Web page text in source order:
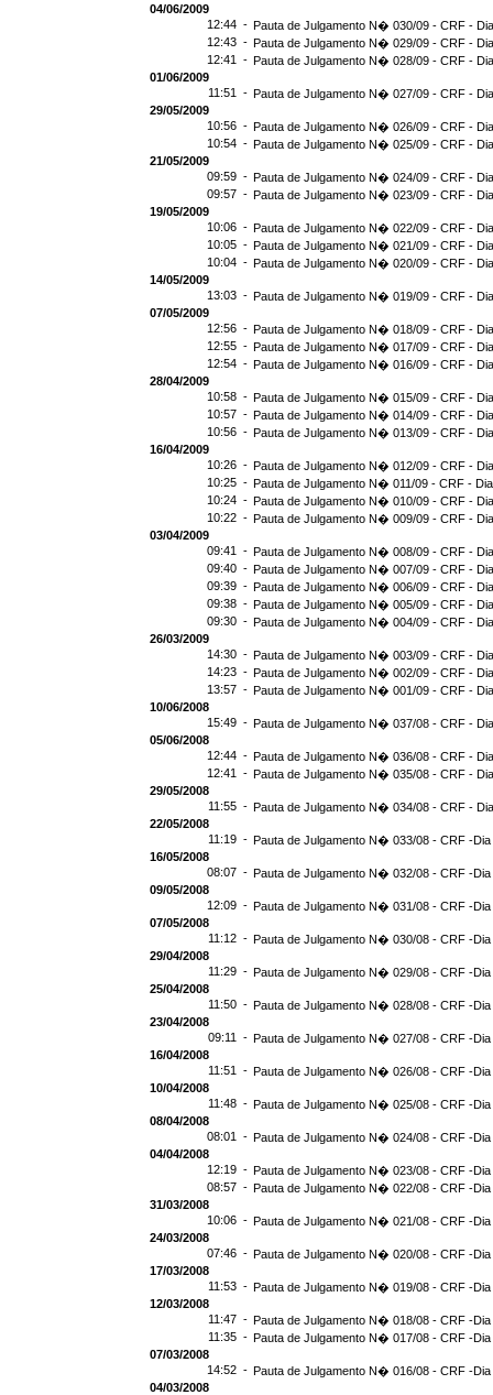
04/06/2009
12:44 - Pauta de Julgamento N� 030/09 - CRF -
12:43 - Pauta de Julgamento N� 029/09 - CRF -
12:41 - Pauta de Julgamento N� 028/09 - CRF -
01/06/2009
11:51 - Pauta de Julgamento N� 027/09 - CRF -
29/05/2009
10:56 - Pauta de Julgamento N� 026/09 - CRF -
10:54 - Pauta de Julgamento N� 025/09 - CRF -
21/05/2009
09:59 - Pauta de Julgamento N� 024/09 - CRF -
09:57 - Pauta de Julgamento N� 023/09 - CRF -
19/05/2009
10:06 - Pauta de Julgamento N� 022/09 - CRF -
10:05 - Pauta de Julgamento N� 021/09 - CRF -
10:04 - Pauta de Julgamento N� 020/09 - CRF -
14/05/2009
13:03 - Pauta de Julgamento N� 019/09 - CRF -
07/05/2009
12:56 - Pauta de Julgamento N� 018/09 - CRF -
12:55 - Pauta de Julgamento N� 017/09 - CRF -
12:54 - Pauta de Julgamento N� 016/09 - CRF -
28/04/2009
10:58 - Pauta de Julgamento N� 015/09 - CRF -
10:57 - Pauta de Julgamento N� 014/09 - CRF -
10:56 - Pauta de Julgamento N� 013/09 - CRF -
16/04/2009
10:26 - Pauta de Julgamento N� 012/09 - CRF -
10:25 - Pauta de Julgamento N� 011/09 - CRF -
10:24 - Pauta de Julgamento N� 010/09 - CRF -
10:22 - Pauta de Julgamento N� 009/09 - CRF -
03/04/2009
09:41 - Pauta de Julgamento N� 008/09 - CRF -
09:40 - Pauta de Julgamento N� 007/09 - CRF -
09:39 - Pauta de Julgamento N� 006/09 - CRF -
09:38 - Pauta de Julgamento N� 005/09 - CRF -
09:30 - Pauta de Julgamento N� 004/09 - CRF -
26/03/2009
14:30 - Pauta de Julgamento N� 003/09 - CRF -
14:23 - Pauta de Julgamento N� 002/09 - CRF -
13:57 - Pauta de Julgamento N� 001/09 - CRF -
10/06/2008
15:49 - Pauta de Julgamento N� 037/08 - CRF -
05/06/2008
12:44 - Pauta de Julgamento N� 036/08 - CRF -
12:41 - Pauta de Julgamento N� 035/08 - CRF -
29/05/2008
11:55 - Pauta de Julgamento N� 034/08 - CRF -
22/05/2008
11:19 - Pauta de Julgamento N� 033/08 - CRF -Dia
16/05/2008
08:07 - Pauta de Julgamento N� 032/08 - CRF -Dia
09/05/2008
12:09 - Pauta de Julgamento N� 031/08 - CRF -Dia
07/05/2008
11:12 - Pauta de Julgamento N� 030/08 - CRF -Dia
29/04/2008
11:29 - Pauta de Julgamento N� 029/08 - CRF -Dia
25/04/2008
11:50 - Pauta de Julgamento N� 028/08 - CRF -Dia
23/04/2008
09:11 - Pauta de Julgamento N� 027/08 - CRF -Dia
16/04/2008
11:51 - Pauta de Julgamento N� 026/08 - CRF -Dia
10/04/2008
11:48 - Pauta de Julgamento N� 025/08 - CRF -Dia
08/04/2008
08:01 - Pauta de Julgamento N� 024/08 - CRF -Dia
04/04/2008
12:19 - Pauta de Julgamento N� 023/08 - CRF -Dia
08:57 - Pauta de Julgamento N� 022/08 - CRF -Dia
31/03/2008
10:06 - Pauta de Julgamento N� 021/08 - CRF -Dia
24/03/2008
07:46 - Pauta de Julgamento N� 020/08 - CRF -Dia
17/03/2008
11:53 - Pauta de Julgamento N� 019/08 - CRF -Dia
12/03/2008
11:47 - Pauta de Julgamento N� 018/08 - CRF -Dia
11:35 - Pauta de Julgamento N� 017/08 - CRF -Dia
07/03/2008
14:52 - Pauta de Julgamento N� 016/08 - CRF -Dia
04/03/2008